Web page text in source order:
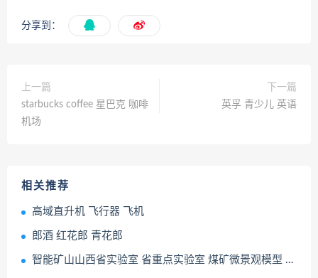
分享到：
上一篇
starbucks coffee 星巴克 咖啡
机场
下一篇
英孚 青少儿 英语
相关推荐
高域直升机 飞行器 飞机
郎酒 红花郎 青花郎
智能矿山山西省实验室 省重点实验室 煤矿微景观模型 产业园模型